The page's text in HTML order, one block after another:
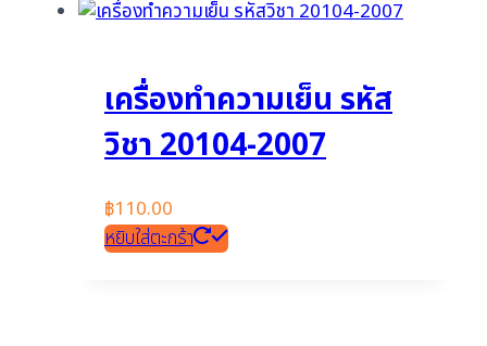
เครื่องทำความเย็น รหัส
วิชา 20104-2007
฿110.00
หยิบใส่ตะกร้า